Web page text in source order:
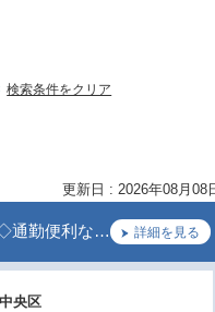
検索条件をクリア
更新日 : 2026年08月08
◇通勤便利な… 詳細を見る
央区